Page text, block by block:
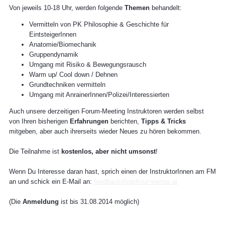
Von jeweils 10-18 Uhr, werden folgende Themen behandelt:
Vermitteln von PK Philosophie & Geschichte für
EintsteigerInnen
Anatomie/Biomechanik
Gruppendynamik
Umgang mit Risiko & Bewegungsrausch
Warm up/ Cool down / Dehnen
Grundtechniken vermitteln
Umgang mit AnrainerInnen/Polizei/Interessierten
Auch unsere derzeitigen Forum-Meeting Instruktoren werden selbst
von Ihren bisherigen Erfahrungen berichten, Tipps & Tricks
mitgeben, aber auch ihrerseits wieder Neues zu hören bekommen.
Die Teilnahme ist kostenlos, aber nicht umsonst!
Wenn Du Interesse daran hast, sprich einen der InstruktorInnen am FM
an und schick ein E-Mail an:
(Die Anmeldung ist bis 31.08.2014 möglich)